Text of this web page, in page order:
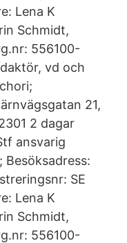
Lena K
Schmidt,
556100-
vd och
21,
2 dagar
ansvarig
SE
Lena K
Schmidt,
556100-